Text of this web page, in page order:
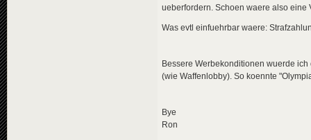
ueberfordern. Schoen waere also
Was evtl einfuehrbar waere:
Bessere Werbekonditionen wuerde
(wie Waffenlobby). So koennte
Bye
Ron